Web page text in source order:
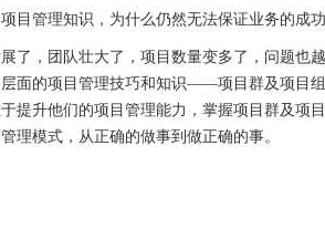
管理知识，为什么仍然无法保证业务的成
，团队壮大了，项目数量变多了，问题也越
面的项目管理技巧和知识——项目群及项目
提升他们的项目管理能力，掌握项目群及项
理模式，从正确的做事到做正确的事。